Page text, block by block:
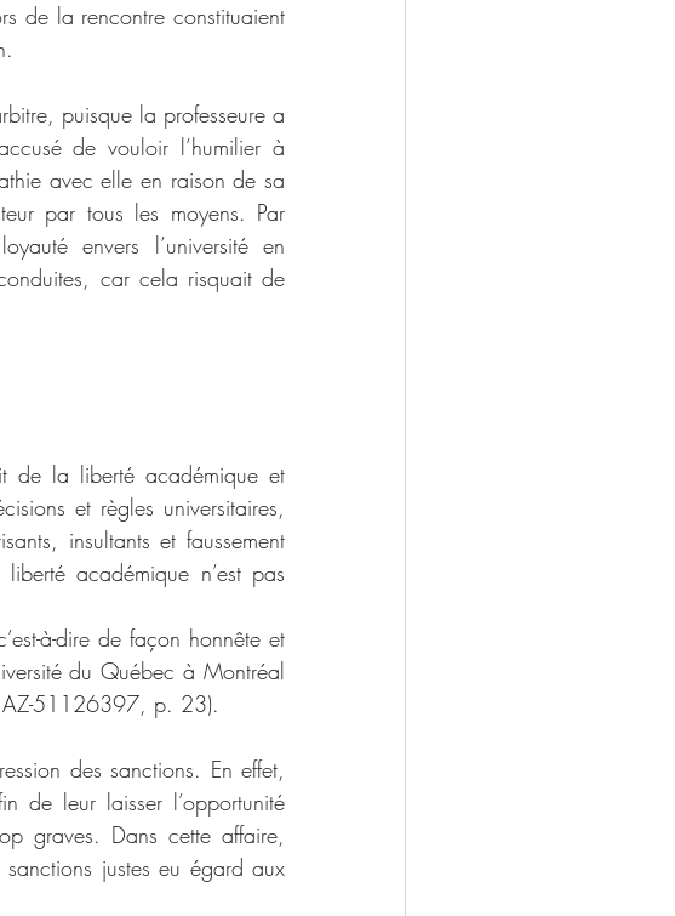
de la rencontre constituaient
puisque la professeure a
de vouloir l’humilier à
avec elle en raison de sa
par tous les moyens. Par
envers l’université en
car cela risquait de
de la liberté académique et
et règles universitaires,
insultants et faussement
académique n’est pas
à-dire de façon honnête et
du Québec à Montréal
AZ-51126397, p. 23).
des sanctions. En effet,
de leur laisser l’opportunité
graves. Dans cette affaire,
justes eu égard aux